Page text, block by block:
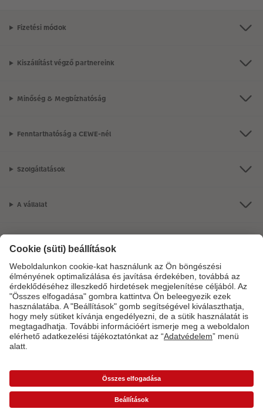
Fizetési módok
Kiszállítást végző partnereink
Minőség & Megbízhatóság
Fenntarthatóság a CEWE-nél
Szolgáltatások
A vállalat
CEWE Fotóvilág
Szolgáltatásainkkal vagy megrendelésével kapcsolatos kérdések esetén
06-1-451-1088Hétfő-vasárnap: 8:00–17:00 óráig.